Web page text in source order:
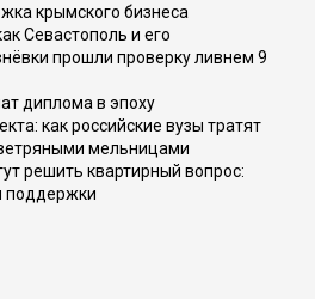
крымского бизнеса
Севастополь и его
прошли проверку ливнем 9
диплома в эпоху
как российские вузы тратят
мельницами
решить квартирный вопрос:
поддержки